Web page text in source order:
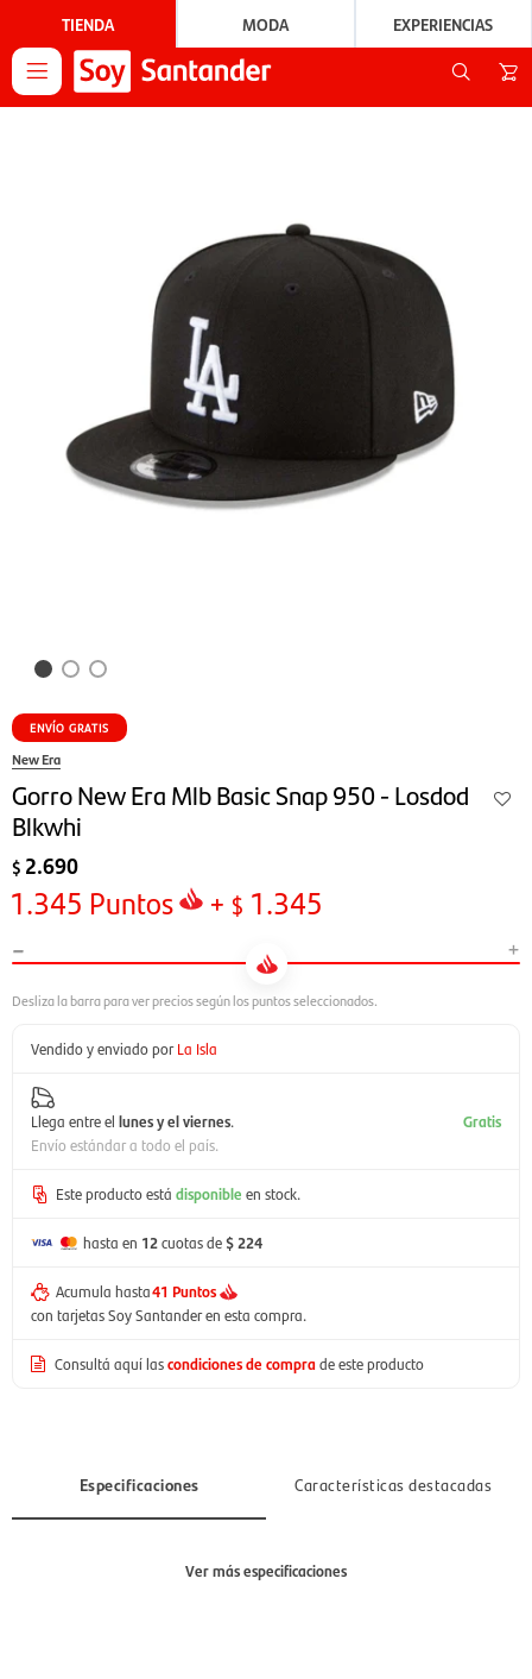
TIENDA MODA EXPERIENCIAS

ENVÍO GRATIS
New Era
Gorro New Era Mlb Basic Snap 950 - Losdod
Blkwhi
$ 2.690
1.345 Puntos + $ 1.345
- +
Vendido y enviado por La Isla
Llega entre el lunes y el viernes.
Envío estándar a todo el país.
Gratis
Este producto está disponible en stock.
hasta en 12cuotas de$ 224
Acumula hasta41 Puntos
con tarjetas Soy Santander en esta compra.
Consultá aquí lascondiciones de comprade este producto
Especificaciones Características destacadas
Hombre, Mujer
Ver más especificaciones